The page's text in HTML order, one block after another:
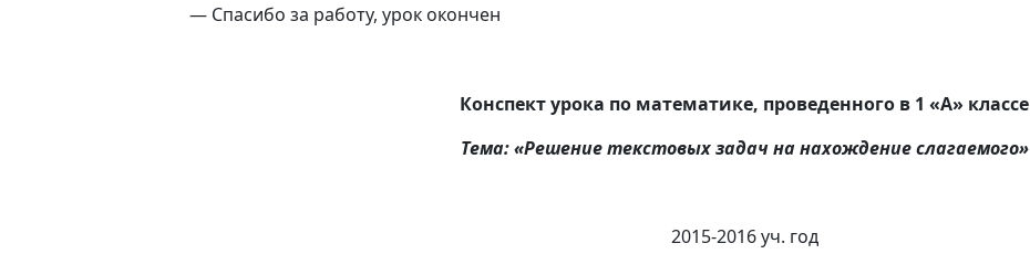
— Спасибо за работу, урок окончен
Конспект урока по математике, проведенного в 1 «А» классе
Тема: «Решение текстовых задач на нахождение слагаемого»
2015-2016 уч. год